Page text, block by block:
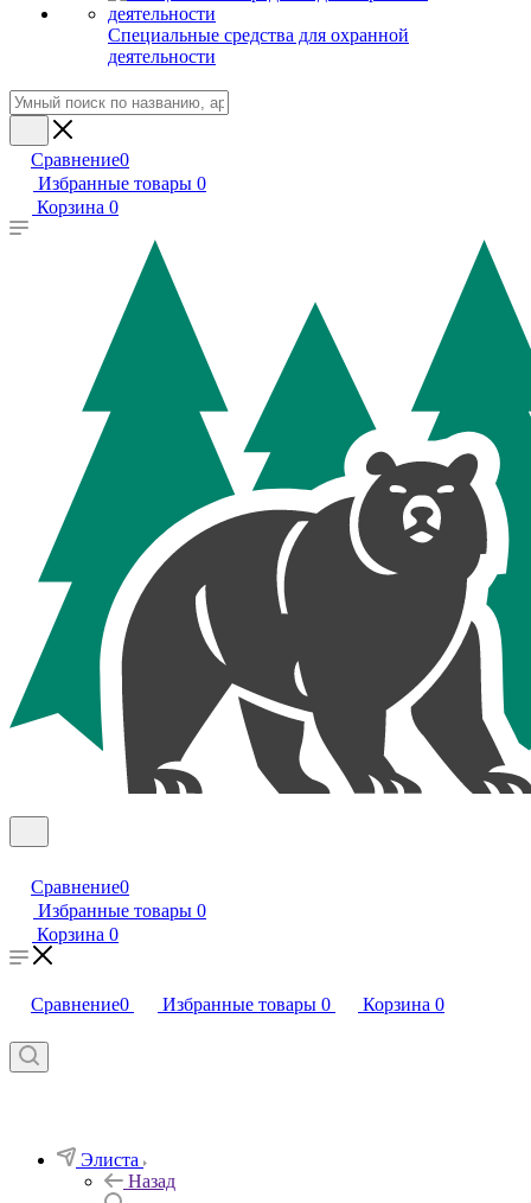
Специальные средства для охранной
деятельности
Сравнение0
Избранные товары 0
Корзина 0
Сравнение0
Избранные товары 0
Корзина 0
Сравнение0 Избранные товары 0 Корзина 0
Элиста
Назад